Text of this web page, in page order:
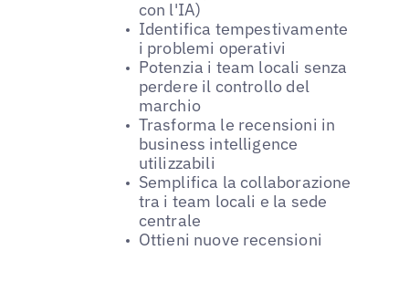
con l'IA)
Identifica tempestivamente
i problemi operativi
Potenzia i team locali senza
perdere il controllo del
marchio
Trasforma le recensioni in
business intelligence
utilizzabili
Semplifica la collaborazione
tra i team locali e la sede
centrale
Ottieni nuove recensioni